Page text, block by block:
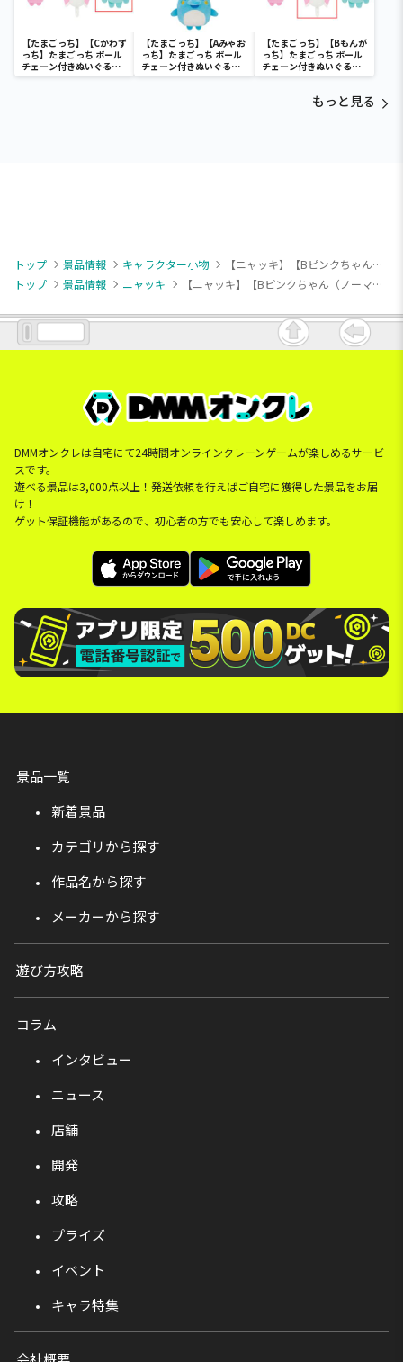
【たまごっち】【Cかわず
っち】たまごっち ボール
チェーン付きぬいぐるみ
～Tamagotchi
【たまごっち】【Aみゃお
っち】たまごっち ボール
チェーン付きぬいぐるみ
～Tamagotchi
【たまごっち】【Bもんが
っち】たまごっち ボール
チェーン付きぬいぐるみ
～Tamagotchi
もっと見る
トップ 景品情報 キャラクター小物
【ニャッキ】【Bピンクちゃん（ノーマル）】ニャッキ！ 重なるぬいぐるみマスコット11
トップ
景品情報 ニャッキ 【ニャッキ】【Bピンクちゃん（ノーマル）】ニャッキ！ 重なるぬいぐるみマスコット11
DMMオンクレは自宅にて24時間オンラインクレーンゲームが楽しめるサービ
スです。
遊べる景品は3,000点以上！発送依頼を行えばご自宅に獲得した景品をお届
け！
ゲット保証機能があるので、初心者の方でも安心して楽しめます。
景品一覧
新着景品
カテゴリから探す
作品名から探す
メーカーから探す
遊び方攻略
コラム
インタビュー
ニュース
店舗
開発
攻略
プライズ
イベント
キャラ特集